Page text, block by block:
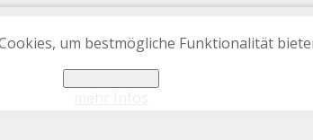
um bestmögliche Funktionalität